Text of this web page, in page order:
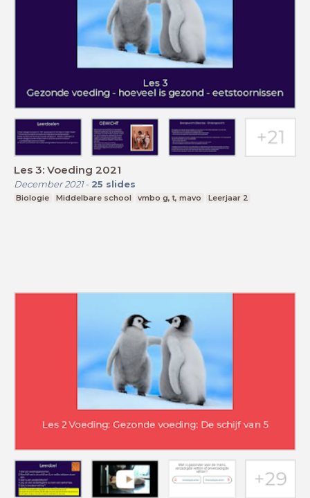
Les 3: Voeding 2021
December 2021- 25 slides
Biologie Middelbare school vmbo g, t, mavo Leerjaar 2